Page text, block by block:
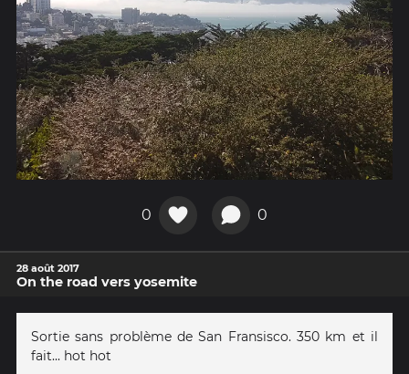
0 0
28 août 2017
On the road vers yosemite
Sortie sans problème de San Fransisco. 350 km et il
fait... hot hot